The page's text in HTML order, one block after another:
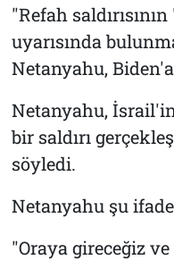
"Refah
uyarısında
Netanyahu, Biden'a
Netanyahu,
bir saldırı
söyledi.
Netanyahu şu
"Oraya gireceğiz